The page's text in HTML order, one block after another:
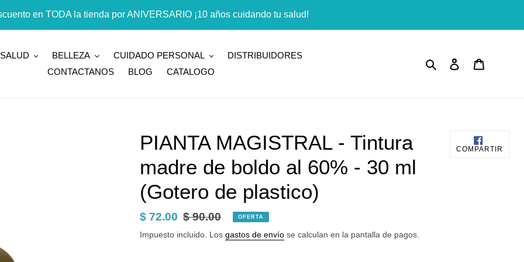
en TODA la tienda por ANIVERSARIO ¡10 años cuidando tu salud!
SALUD BELLEZA CUIDADO PERSONAL
DISTRIBUIDORES
CONTACTANOS
BLOG CATALOGO
Buscar Ingresar
PIANTA MAGISTRAL - Tintura
madre de boldo al 60% - 30 ml
(Gotero de plastico)
Precio
de
$ 72.00 Precio
habitual
$ 90.00 OFERTA
Impuesto incluido. Los gastos de envío se calculan en la pantalla de pagos.
COMPARTIR